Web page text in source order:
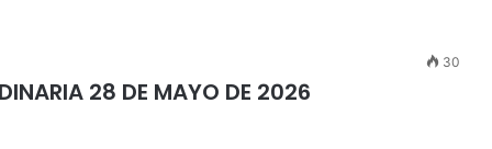
30
28 DE MAYO DE 2026